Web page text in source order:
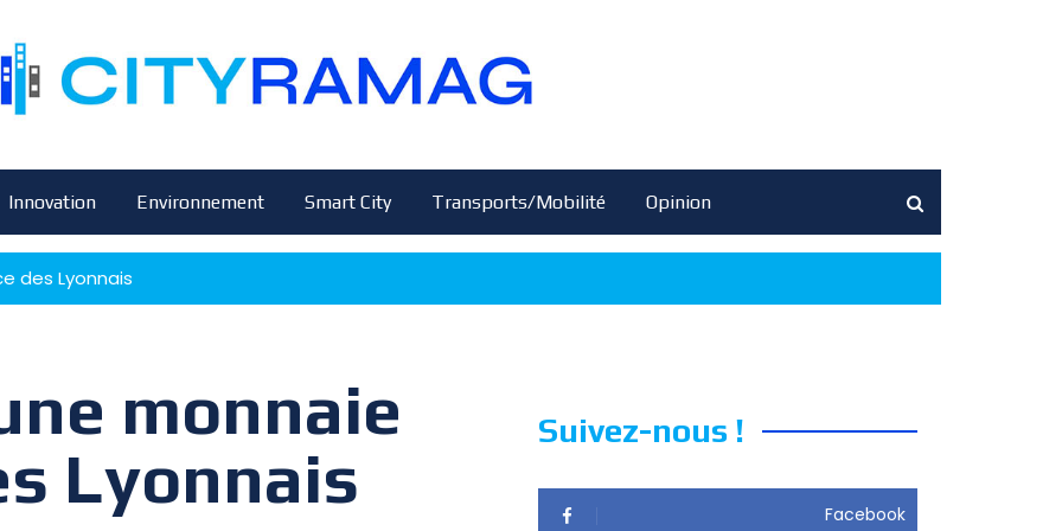
Innovation Environnement Smart City Transports/Mobilité Opinion
des Lyonnais
monnaie
Lyonnais
Suivez-nous !
Facebook